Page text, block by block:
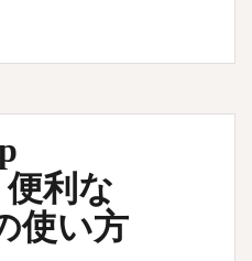
利な
使い方